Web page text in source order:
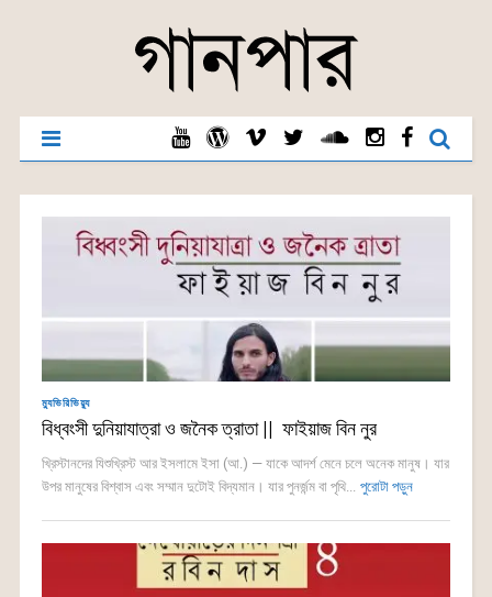
ম্যুভিরিভিয়্যু
বিধ্বংসী দুনিয়াযাত্রা ও জনৈক ত্রাতা || ফাইয়াজ বিন নুর
খ্রিস্টানদের যিশুখ্রিস্ট আর ইসলামে ইসা (আ.) — যাকে আদর্শ মেনে চলে অনেক মানুষ। যার
উপর মানুষের বিশ্বাস এবং সম্মান দুটোই বিদ্যমান। যার পুনর্জন্ম বা পৃথি... পুরোটা পড়ুন